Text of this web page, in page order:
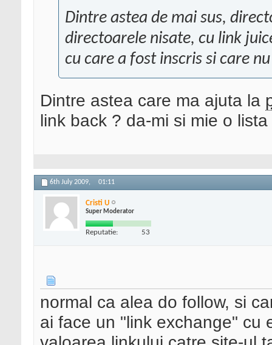
Dintre astea de mai sus,
directoarele nisate, cu link
cu care a fost inscris si care
Dintre astea care ma ajuta la
link back ? da-mi si mie o
6th July 2009, 01:11
Cristi U
Super Moderator
Reputatie: 53
normal ca alea do follow, si
ai face un "link exchange" cu